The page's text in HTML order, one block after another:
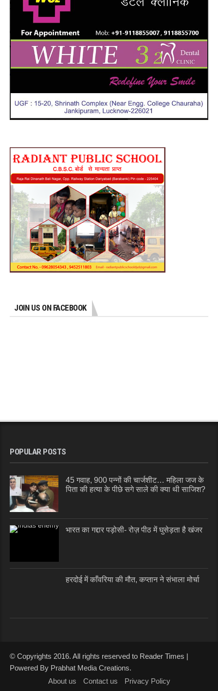
JOIN US ON FACEBOOK
POPULAR POSTS
45 गवाह, 900 पन्नों की चार्जशीट… महिला जज के
पिता की हत्या के पीछे सगे साले की क्या थी साजिश?
भारत का गद्दार पड़ोसी- रोज़ पीठ में घुसेड़ता है खंजर
हरदोई में काँवरिया की मौत, कप्तान ने संभाला मोर्चा
© Copyrights 2016. All rights reserved to Reader Times |
Powered By Prabhat Media Creations.
About us
Contact us Privacy Policy